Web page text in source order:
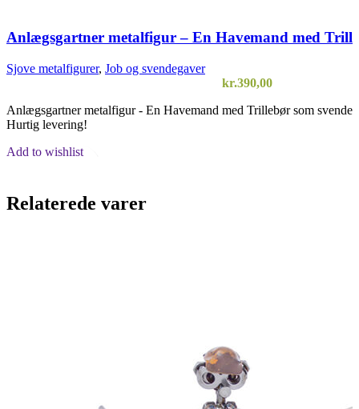
Anlægsgartner metalfigur – En Havemand med
Sjove metalfigurer, Job og svendegaver
kr.390,00
Anlægsgartner metalfigur - En Havemand med Trillebør som
Hurtig levering!
Add to wishlist
Relaterede varer